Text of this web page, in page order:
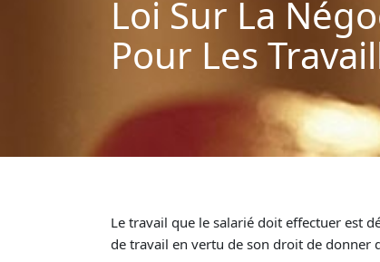
Loi Sur La
Pour Les
Le travail que le salarié doit effectuer est
de travail en vertu de son droit de donner